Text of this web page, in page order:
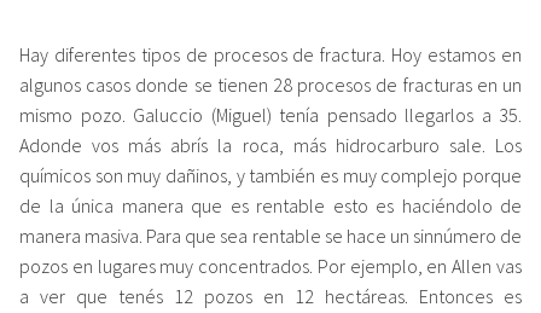
Hay diferentes tipos de procesos de fractura. Hoy estamos en
algunos casos donde se tienen 28 procesos de fracturas en un
mismo pozo. Galuccio (Miguel) tenía pensado llegarlos a 35.
Adonde vos más abrís la roca, más hidrocarburo sale. Los
químicos son muy dañinos, y también es muy complejo porque
de la única manera que es rentable esto es haciéndolo de
manera masiva. Para que sea rentable se hace un sinnúmero de
pozos en lugares muy concentrados. Por ejemplo, en Allen vas
a ver que tenés 12 pozos en 12 hectáreas. Entonces es